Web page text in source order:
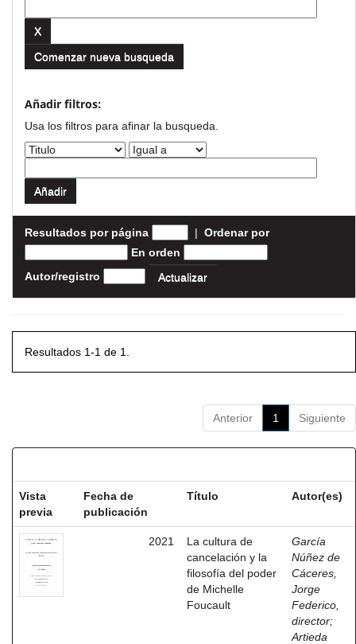
Comenzar nueva busqueda
Añadir filtros:
Usa los filtros para afinar la busqueda.
Resultados por página | Ordenar por
En orden
Autor/registro
Resultados 1-1 de 1.
Anterior 1 Siguiente
Vista
previa
Fecha de
publicación
Título Autor(es)
2021
La cultura de
cancelación y la
filosofía del poder
de Michelle
Foucault
García
Núñez de
Cáceres,
Jorge
Federico,
director;
Artieda